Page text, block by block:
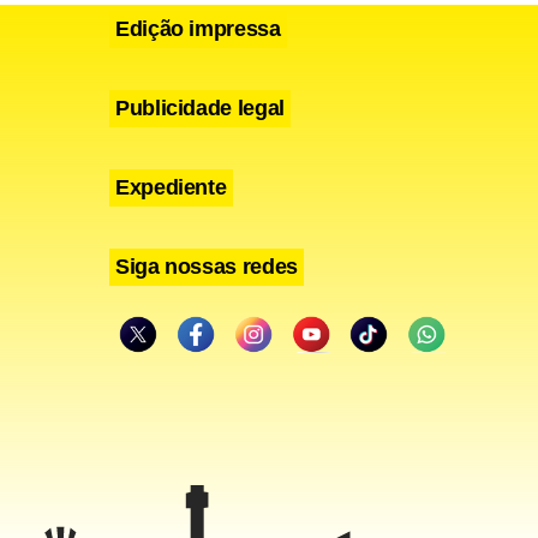
das
está
Edição impressa
Publicidade legal
Expediente
Siga nossas redes